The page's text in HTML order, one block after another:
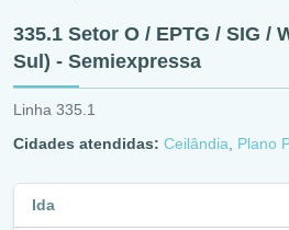
335.1 Setor O / EPTG / SIG /
Sul) - Semiexpressa
Linha 335.1
Cidades atendidas: Ceilândia Plano
Ida